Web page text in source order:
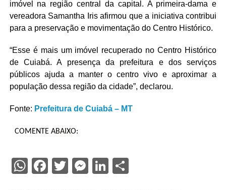
imóvel na região central da capital. A primeira-dama e
vereadora Samantha Iris afirmou que a iniciativa contribui
para a preservação e movimentação do Centro Histórico.
“Esse é mais um imóvel recuperado no Centro Histórico
de Cuiabá. A presença da prefeitura e dos serviços
públicos ajuda a manter o centro vivo e aproximar a
população dessa região da cidade”, declarou.
Fonte: Prefeitura de Cuiabá – MT
COMENTE ABAIXO:
WhatsApp
Facebook
Twitter
Messenger
LinkedIn
Share